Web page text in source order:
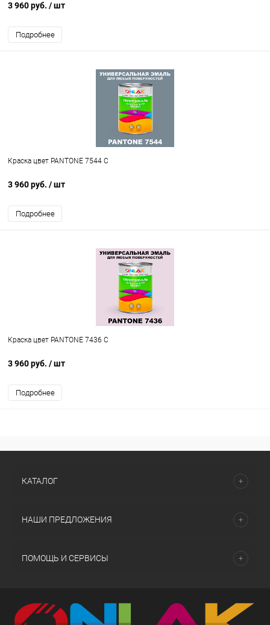
3 960 руб. / шт
Подробнее
Краска цвет PANTONE 7544 C
3 960 руб. / шт
Подробнее
Краска цвет PANTONE 7436 C
3 960 руб. / шт
Подробнее
КАТАЛОГ
НАШИ ПРЕДЛОЖЕНИЯ
ПОМОЩЬ И СЕРВИСЫ